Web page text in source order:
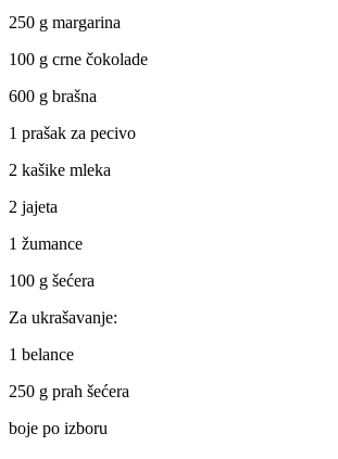
250 g margarina
100 g crne čokolade
600 g brašna
1 prašak za pecivo
2 kašike mleka
2 jajeta
1 žumance
100 g šećera
Za ukrašavanje:
1 belance
250 g prah šećera
boje po izboru